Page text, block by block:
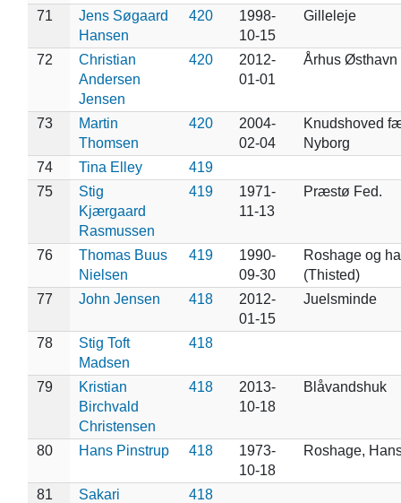
71
Jens Søgaard
Hansen
420
1998-
10-15
Gilleleje
72
Christian
Andersen
Jensen
420
2012-
01-01
Århus Østhavn
73
Martin
Thomsen
420
2004-
02-04
Knudshoved
Nyborg
74
Tina Elley
419
75
Stig
Kjærgaard
Rasmussen
419
1971-
11-13
Præstø Fed.
76
Thomas Buus
Nielsen
419
1990-
09-30
Roshage og
(Thisted)
77
John Jensen 418
2012-
01-15
Juelsminde
78
Stig Toft
Madsen
418
79
Kristian
Birchvald
Christensen
418
2013-
10-18
Blåvandshuk
80 Hans Pinstrup 418
1973-
10-18
Roshage,
81
Sakari
418